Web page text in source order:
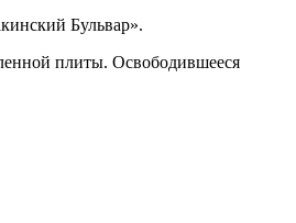
Бульвар».
плиты. Освободившееся